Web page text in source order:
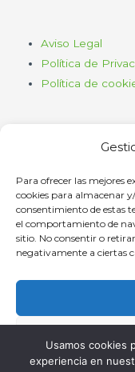
Para ofrecer las mejores
cookies para almacenar
consentimiento de estas
el comportamiento de
sitio. No consentir o
negativamente a ciertas
Aviso Legal
Política de
Política de
Haz
Usamos cookies
experiencia en